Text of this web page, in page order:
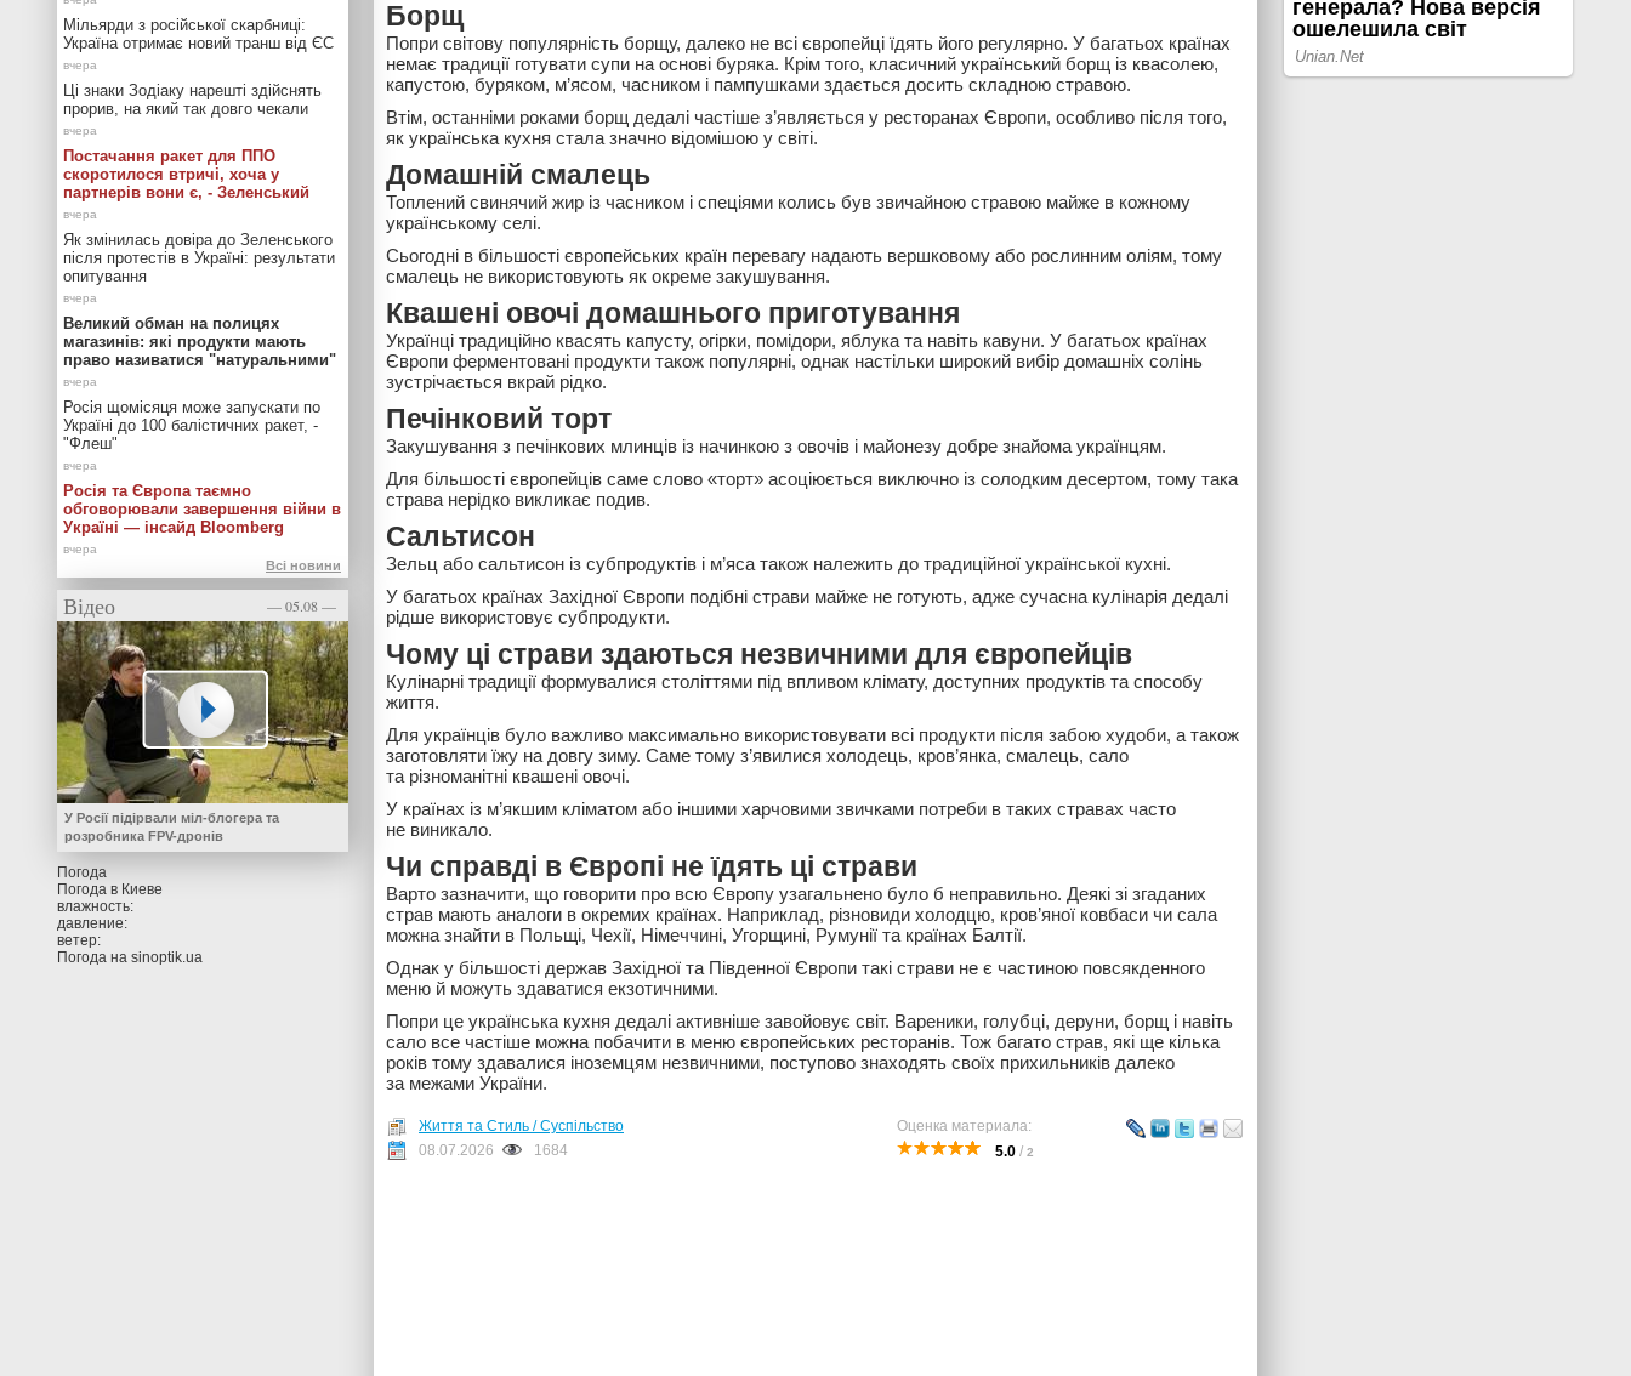
Борщ
Попри світову популярність борщу, далеко не всі європейці їдять його регулярно. У багатьох країнах
немає традиції готувати супи на основі буряка. Крім того, класичний український борщ із квасолею,
капустою, буряком, м’ясом, часником і пампушками здається досить складною стравою.
Втім, останніми роками борщ дедалі частіше з’являється у ресторанах Європи, особливо після того,
як українська кухня стала значно відомішою у світі.
Домашній смалець
Топлений свинячий жир із часником і спеціями колись був звичайною стравою майже в кожному
українському селі.
Сьогодні в більшості європейських країн перевагу надають вершковому або рослинним оліям, тому
смалець не використовують як окреме закушування.
Квашені овочі домашнього приготування
Українці традиційно квасять капусту, огірки, помідори, яблука та навіть кавуни. У багатьох країнах
Європи ферментовані продукти також популярні, однак настільки широкий вибір домашніх солінь
зустрічається вкрай рідко.
Печінковий торт
Закушування з печінкових млинців із начинкою з овочів і майонезу добре знайома українцям.
Для більшості європейців саме слово «торт» асоціюється виключно із солодким десертом, тому така
страва нерідко викликає подив.
Сальтисон
Зельц або сальтисон із субпродуктів і м’яса також належить до традиційної української кухні.
У багатьох країнах Західної Європи подібні страви майже не готують, адже сучасна кулінарія дедалі
рідше використовує субпродукти.
Чому ці страви здаються незвичними для європейців
Кулінарні традиції формувалися століттями під впливом клімату, доступних продуктів та способу
життя.
Для українців було важливо максимально використовувати всі продукти після забою худоби, а також
заготовляти їжу на довгу зиму. Саме тому з’явилися холодець, кров’янка, смалець, сало
та різноманітні квашені овочі.
У країнах із м’якшим кліматом або іншими харчовими звичками потреби в таких стравах часто
не виникало.
Чи справді в Європі не їдять ці страви
Варто зазначити, що говорити про всю Європу узагальнено було б неправильно. Деякі зі згаданих
страв мають аналоги в окремих країнах. Наприклад, різновиди холодцю, кров’яної ковбаси чи сала
можна знайти в Польщі, Чехії, Німеччині, Угорщині, Румунії та країнах Балтії.
Однак у більшості держав Західної та Південної Європи такі страви не є частиною повсякденного
меню й можуть здаватися екзотичними.
Попри це українська кухня дедалі активніше завойовує світ. Вареники, голубці, деруни, борщ і навіть
сало все частіше можна побачити в меню європейських ресторанів. Тож багато страв, які ще кілька
років тому здавалися іноземцям незвичними, поступово знаходять своїх прихильників далеко
за межами України.
Оценка материала:
5.0 / 2
Життя та Стиль / Суспільство
08.07.2026
1684
Мільярди з російської скарбниці:
Україна отримає новий транш від ЄС
Ці знаки Зодіаку нарешті здійснять
прорив, на який так довго чекали
Постачання ракет для ППО
скоротилося втричі, хоча у
партнерів вони є, - Зеленський
Як змінилась довіра до Зеленського
після протестів в Україні: результати
опитування
Великий обман на полицях
магазинів: які продукти мають
право називатися "натуральними"
Росія щомісяця може запускати по
Україні до 100 балістичних ракет, -
"Флеш"
Росія та Європа таємно
обговорювали завершення війни в
Україні — інсайд Bloomberg
Всі новини
Відео — 05.08 —
У Росії підірвали міл-блогера та
розробника FPV-дронів
Погода
Погода в Киеве
влажность:
давление:
ветер:
Погода на sinoptik.ua